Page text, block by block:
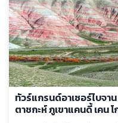
ทัวร์แกรนด์อาเซอร์ไบจา
ตาชกะห์ ภูเขาแคนดี้ เคน